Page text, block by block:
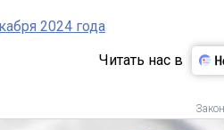
2024 года
Читать нас в